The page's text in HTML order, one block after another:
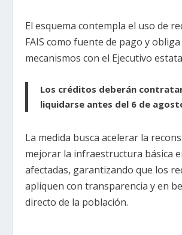
El esquema contempla el uso de
FAIS como fuente de pago y
mecanismos con el Ejecutivo
Los créditos deberán
liquidarse antes del 6 de
La medida busca acelerar la
mejorar la infraestructura básica
afectadas, garantizando que los
apliquen con transparencia y en
directo de la población.